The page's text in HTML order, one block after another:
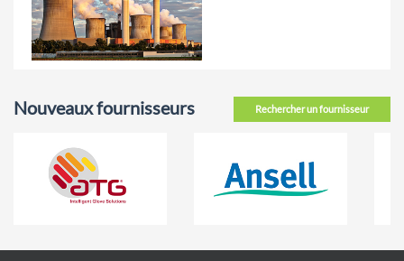
Rechercher un fournisseur
Nouveaux fournisseurs